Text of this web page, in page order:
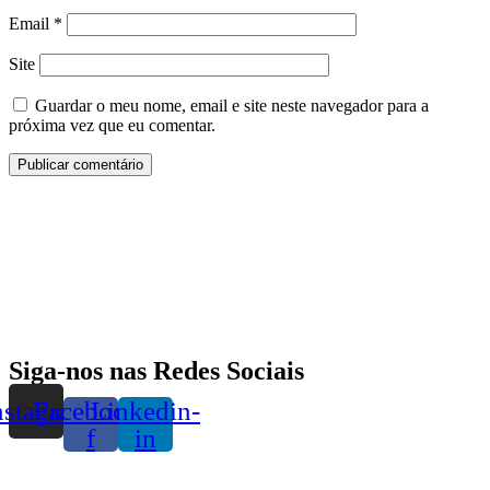
Email *
Site
Guardar o meu nome, email e site neste navegador para a
próxima vez que eu comentar.
Siga-nos nas Redes Sociais
Facebook-
f
Linkedin-
in